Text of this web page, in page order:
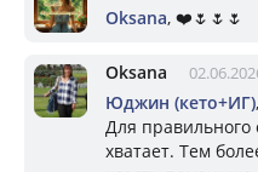
Oksana, ❤️🌷🌷🌷
Oksana
Юджин (кето+ИГ)
Для
хватает. Тем